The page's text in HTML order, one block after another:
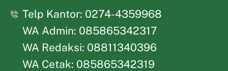
Telp Kantor: 0274-4359968
WA Admin: 085865342317
WA Redaksi: 08811340396
WA Cetak: 085865342319